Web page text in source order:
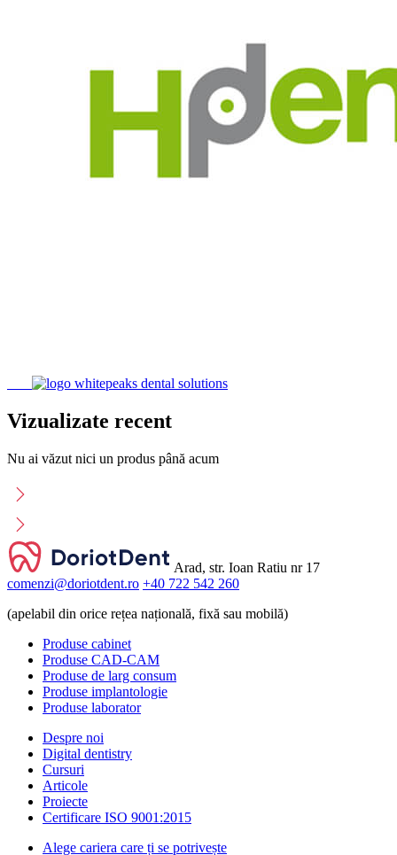
Vizualizate recent
Nu ai văzut nici un produs până acum
Arad, str. Ioan Ratiu nr 17
comenzi@doriotdent.ro +40 722 542 260
(apelabil din orice rețea națională, fixă sau mobilă)
Produse cabinet
Produse CAD-CAM
Produse de larg consum
Produse implantologie
Produse laborator
Despre noi
Digital dentistry
Cursuri
Articole
Proiecte
Certificare ISO 9001:2015
Alege cariera care ți se potrivește